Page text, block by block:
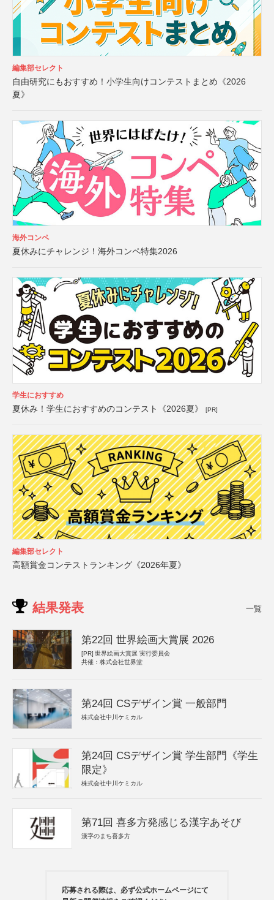
編集部セレクト
自由研究にもおすすめ！小学生向けコンテストまとめ《2026
夏》
海外コンペ
夏休みにチャレンジ！海外コンペ特集2026
学生におすすめ
夏休み！学生におすすめのコンテスト《2026夏》 [PR]
編集部セレクト
高額賞金コンテストランキング《2026年夏》
結果発表 一覧
第22回 世界絵画大賞展 2026
[PR] 世界絵画大賞展 実行委員会
共催：株式会社世界堂
第24回 CSデザイン賞 一般部門
株式会社中川ケミカル
第24回 CSデザイン賞 学生部門《学生
限定》
株式会社中川ケミカル
第71回 喜多方発感じる漢字あそび
漢字のまち喜多方
応募される際は、必ず公式ホームページにて